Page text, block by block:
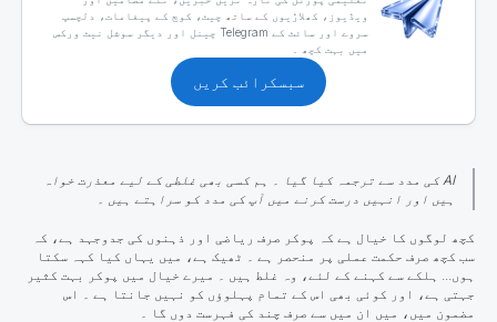
ویڈیوز، کھلاڑیوں کے ساتھ چیٹ، کوچ کے پیغامات، دلچسپ
سروے اور سائٹ کے Telegram چینل اور دیگر سوشل نیٹ ورکس
میں بہت کچھ ۔
سبسکرائب کریں
AI کی مدد سے ترجمہ کیا گیا ۔ ہم کسی بھی غلطی کے لیے معذرت خواہ
ہیں اور انہیں درست کرنے میں آپ کی مدد کو سراہتے ہیں ۔
کچھ لوگوں کا خیال
ہے کہ پوکر صرف ریاضی اور ذہنوں کی جدوجہد ہے، کہ
سب کچھ صرف حکمت عملی پر منحصر ہے ۔ ٹھیک ہے، میں یہاں کیا کہہ سکتا
ہوں... ہلکے سے کہنے کے لئے، وہ غلط ہیں ۔ میرے خیال میں پوکر بہت کثیر
جہتی ہے، اور کوئی بھی اس کے تمام پہلوؤں کو نہیں جانتا ہے ۔ اس
مضمون میں، میں ان میں سے صرف چند کی فہرست دوں گا ۔